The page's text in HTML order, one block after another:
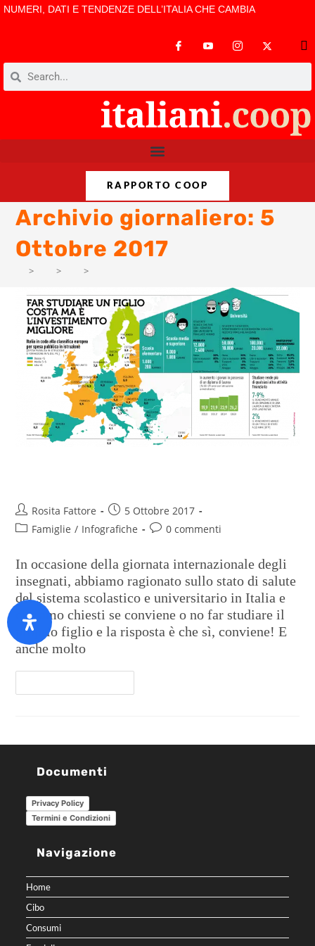
NUMERI, DATI E TENDENZE DELL’ITALIA CHE CAMBIA
RAPPORTO COOP
Archivio giornaliero: 5
Ottobre 2017
> > >
Rosita Fattore
5 Ottobre 2017
Famiglie / Infografiche 0 commenti
In occasione della giornata internazionale degli
insegnati, abbiamo ragionato sullo stato di salute
del sistema scolastico e universitario in Italia e
ci siamo chiesti se conviene o no far studiare il
proprio figlio e la risposta è che sì, conviene! E
anche molto
Documenti
Privacy Policy
Termini e Condizioni
Navigazione
Home
Cibo
Consumi